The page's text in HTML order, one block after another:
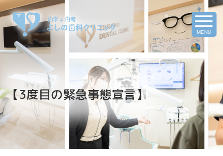
MENU
【3度目の緊急事態宣言】